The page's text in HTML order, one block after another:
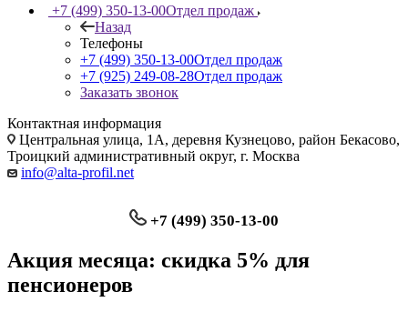
+7 (499) 350-13-00Отдел продаж
Назад
Телефоны
+7 (499) 350-13-00Отдел продаж
+7 (925) 249-08-28Отдел продаж
Заказать звонок
Контактная информация
Центральная улица, 1А, деревня Кузнецово, район Бекасово,
Троицкий административный округ, г. Москва
info@alta-profil.net
+7 (499) 350-13-00
Акция месяца: скидка 5% для
пенсионеров